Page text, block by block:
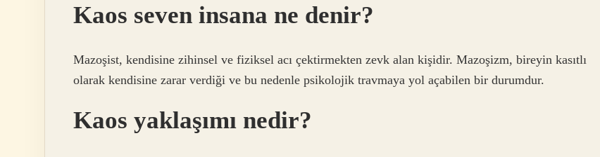
Kaos seven insana ne denir?
Mazoşist, kendisine zihinsel ve fiziksel acı çektirmekten zevk alan kişidir. Mazoşizm, bireyin kasıtlı
olarak kendisine zarar verdiği ve bu nedenle psikolojik travmaya yol açabilen bir durumdur.
Kaos yaklaşımı nedir?